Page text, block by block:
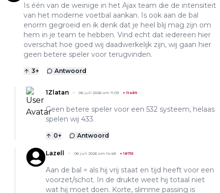
Is één van de weinige in het Ajax team die de intensiteit
van het moderne voetbal aankan. Is ook aan de bal
enorm gegroeid en ik denk dat je heel blij mag zijn om
hem in je team te hebben. Vind echt dat iedereen hier
overschat hoe goed wij daadwerkelijk zijn, wij gaan hier
geen betere speler voor terugvinden.
3+ Antwoord
1Zlatan 06 juli 2026 om 11:03 +11489
Geen betere speler voor een 532 systeem, helaas
spelen wij 433.
0+ Antwoord
Lazell 06 juli 2026 om 14:48 +18751
Aan de bal = als hij vrij staat en tijd heeft voor een
voorzet/schot. In de drukte weet hij totaal niet
wat hij moet doen. Korte, slimme passing is